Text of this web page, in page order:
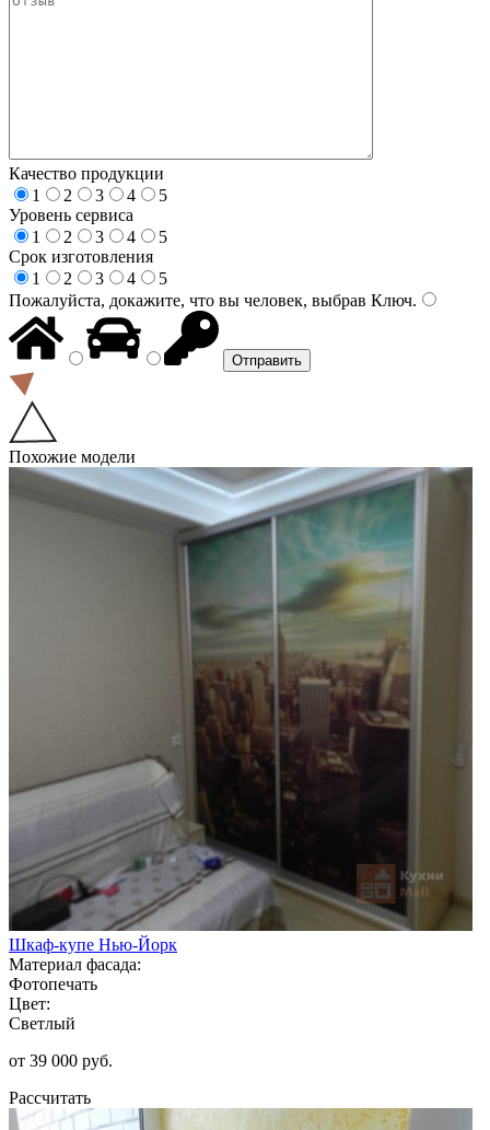
Качество продукции
1
2 3 4
5
Уровень сервиса
1
2 3 4
5
Срок изготовления
1
2 3 4
5
Пожалуйста, докажите, что вы человек, выбрав Ключ.
Похожие модели
Шкаф-купе Нью-Йорк
Материал фасада:
Фотопечать
Цвет:
Светлый
от 39 000 руб.
Рассчитать